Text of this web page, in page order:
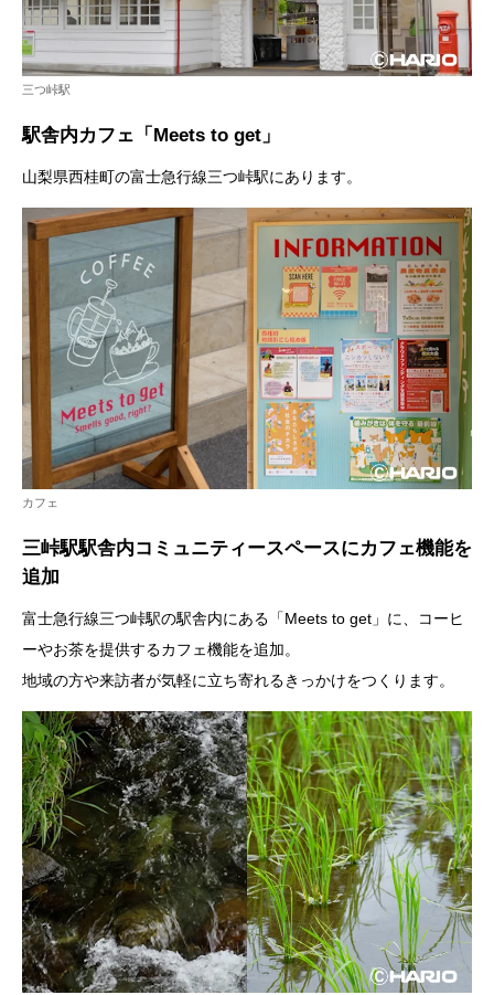
三つ峠駅
駅舎内カフェ「Meets to get」
山梨県西桂町の富士急行線三つ峠駅にあります。
カフェ
三峠駅駅舎内コミュニティースペースにカフェ機能を
追加
富士急行線三つ峠駅の駅舎内にある「Meets to get」に、コーヒ
ーやお茶を提供するカフェ機能を追加。
地域の方や来訪者が気軽に立ち寄れるきっかけをつくります。